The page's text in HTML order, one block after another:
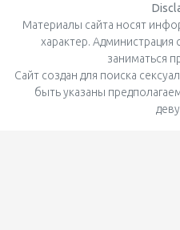
Материалы сайта носят
характер. Администрация
заниматься
Сайт создан для поиска
быть указаны